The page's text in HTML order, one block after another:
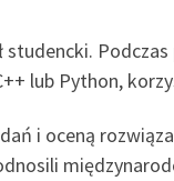
lub Python,
i oceną